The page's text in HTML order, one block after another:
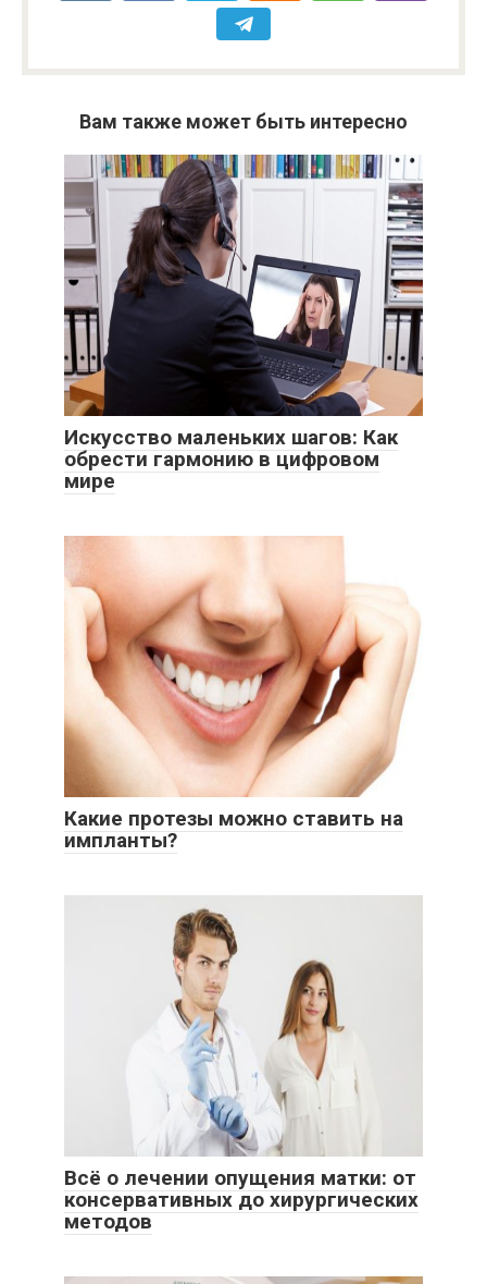
Вам также может быть интересно
Искусство маленьких шагов: Как
обрести гармонию в цифровом
мире
Какие протезы можно ставить на
импланты?
Всё о лечении опущения матки: от
консервативных до хирургических
методов